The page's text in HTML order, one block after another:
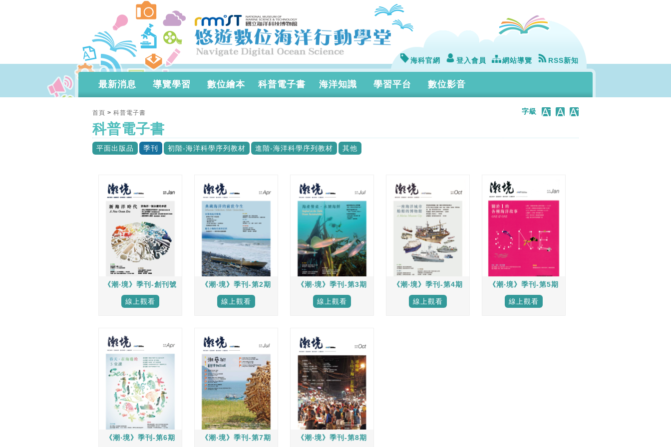
海科官網 登入會員 網站導覽 RSS新知
最新消息 導覽學習 數位繪本 科普電子書 海洋知識 學習平台 數位影音
首頁 > 科普電子書 字級
科普電子書
平面出版品 季刊 初階-海洋科學序列教材 進階-海洋科學序列教材 其他
《潮‧境》季刊-創刊號
線上觀看
《潮‧境》季刊-第2期
線上觀看
《潮‧境》季刊-第3期
線上觀看
《潮‧境》季刊-第4期
線上觀看
《潮‧境》季刊-第5期
線上觀看
《潮‧境》季刊-第6期 《潮‧境》季刊-第7期 《潮‧境》季刊-第8期